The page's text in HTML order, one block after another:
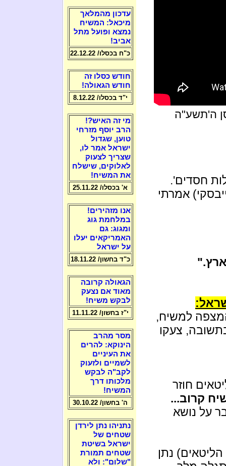
ה'תשע"ה
חסדים'.
אמרתי
למשיח,
צעקו
חוזר
קרוב...
על נושא
נתן
עדכון מהמלאך
מיכאל: המשיח
נמצא ופועל מתל
אביב!
כ"ח בכסלו/ 22.12.22
חודש כסלו זה
חודש הגאולה!
י"ד בכסלו/ 8.12.22
מי זה האיש?!
הרב יוסף מזרחי
טוען, שגדול
ישראל אמר לו,
שצריך לצעוק
לאלוקים, שישלח
את המשיח!
א' בכסלו/ 25.11.22
אנו מזהירים!
במלחמת גוג
ומגוג: גם
האמריקאים יעלו
על ישראל
כ"ד בחשון/ 18.11.22
הגאולה קרובה
מאוד אם נצעק
לבקש משיח!
י"ז בחשון/ 11.11.22
מסר מהרב
הינוקא: להרים
את העיניים
לשמיים ולזעוק
לקב"ה לבקש
מלכותו דרך
המשיח!
ה' בחשון/ 30.10.22
נתניהו נתן לירדן
שטחים של
ישראל בשיטת
שטחים תמורת
"שלום": ולא